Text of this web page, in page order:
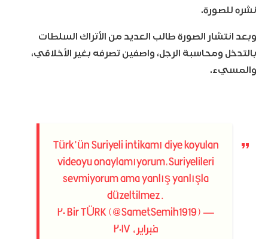
نشره للصورة.
وبعد انتشار الصورة طالب العديد من الأتراك السلطات
بالتدخل ومحاسبة الرجل، واصفين تصرفه بغير الأخلاقي،
والمسيء.
Türk’ün Suriyeli intikamı diye koyulan
videoyu onaylamıyorum,Suriyelileri
sevmiyorum ama yanlış yanlışla
düzeltilmez.
— Bir TÜRK (@SametSemih1919)
٢٠
فبراير، ٢٠١٧